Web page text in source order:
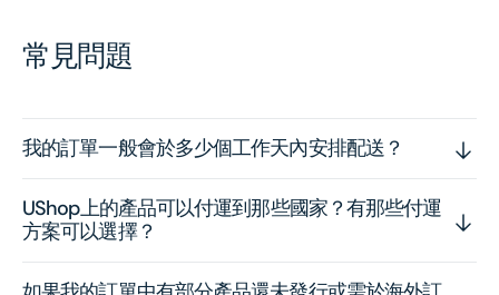
常見問題
我的訂單一般會於多少個工作天內安排配送？
UShop上的產品可以付運到那些國家？有那些付運
方案可以選擇？